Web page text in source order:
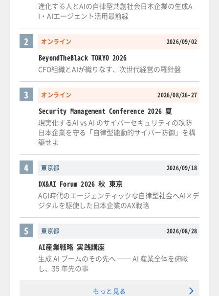
進化する人とAIの自律型共創社会日本企業の生成A
I・AIエージェント活用最前線
オンライン 2026/09/02
2
BeyondTheBlack TOKYO 2026
CFO組織とAIが織りなす、次世代経営の羅針盤
オンライン 2026/08/26-27
3
Security Management Conference 2026 夏
現実化するAI vs AI のサイバーセキュリティの攻防
日本企業を守る「自律型能動的サイバー防御」を構
築せよ
東京都 2026/09/18
4
DX&AI Forum 2026 秋 東京
AGI時代のエージェンティックな自律型社会へAI×デ
ジタルを駆使した日本企業のAX戦略
東京都 2026/08/28
5
AI産業戦略 実践講座
生成 AI ブームのその先へ ── AI 産業全体を俯瞰
し、35 年先の事
もっと見る